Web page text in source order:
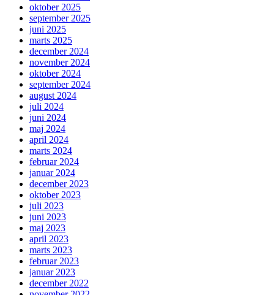
oktober 2025
september 2025
juni 2025
marts 2025
december 2024
november 2024
oktober 2024
september 2024
august 2024
juli 2024
juni 2024
maj 2024
april 2024
marts 2024
februar 2024
januar 2024
december 2023
oktober 2023
juli 2023
juni 2023
maj 2023
april 2023
marts 2023
februar 2023
januar 2023
december 2022